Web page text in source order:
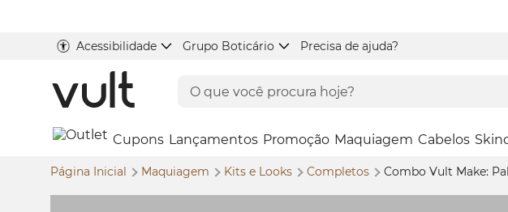
Acessibilidade Grupo Boticário Precisa de ajuda?
Cupons Lançamentos Promoção Maquiagem Cabelos
Página Inicial Maquiagem Kits e Looks Completos Combo Vult Make: